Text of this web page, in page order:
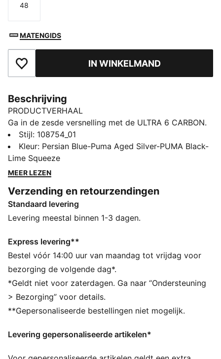
Maat
48
MATENGIDS
Toegevoegd aan favorietenIN WINKELMAND
Beschrijving
PRODUCTVERHAAL
Ga in de zesde versnelling met de ULTRA 6 CARBON.
Deze vroege release introduceert de volgende
evolutie in snelheid, waarbij geavanceerde ULTRA
tech, waaronder de SPEEDSYSTEM CARBON
buitenzool, wordt gecombineerd met opvallende op
sfeervolle achtergrond zijn deze voetbalschoenen
dodelijke snel, van de testondergrond naar het
voetbalveld.
ACCELERATIE: PUMA's SPEEDSYSTEM CARBON
buitenzool combineert veerkrachtig
koolstofvezelmateriaal voor snelle voortstuwing met
een innovatieve plaatsing en oriëntatie van noppen
voor snellere acceleratie
GRIP: Het FastTrax-noppenontwerp maakt gebruik van
inzichten uit academisch onderzoek en tractiestudies
en afremmen
Stijl: 108754_01
Kleur: Persian Blue-Puma Aged Silver-PUMA Black-
Lime Squeeze
MEER LEZEN
Verzending en retourzendingen
Standaard levering
Levering meestal binnen 1-3 dagen.
Express levering**
Bestel vóór 14:00 uur van maandag tot vrijdag voor
bezorging de volgende dag*.
*Geldt niet voor zaterdagen. Ga naar “Ondersteuning
> Bezorging” voor details.
**Gepersonaliseerde bestellingen niet mogelijk.
Levering gepersonaliseerde artikelen*